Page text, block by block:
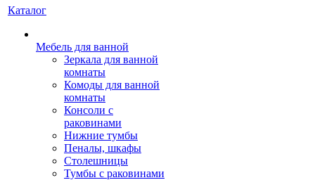
Каталог
Мебель для ванной
Зеркала для ванной
комнаты
Комоды для ванной
комнаты
Консоли с
раковинами
Нижние тумбы
Пеналы, шкафы
Столешницы
Тумбы с раковинами